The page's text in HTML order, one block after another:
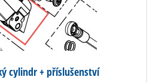
cylindr + příslušenství